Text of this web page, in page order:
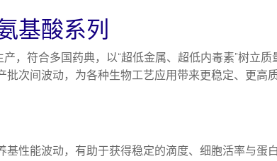
基酸系列
，符合多国药典，以“超低金属、超低内毒素”树立质
批次间波动，为各种生物工艺应用带来更稳定、更高
基性能波动，有助于获得稳定的滴度、细胞活率与蛋